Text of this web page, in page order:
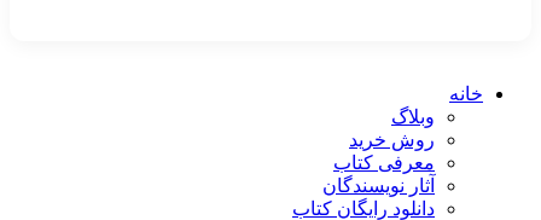
خانه
وبلاگ
روش خرید
معرفی کتاب
آثار نویسندگان
دانلود رایگان کتاب